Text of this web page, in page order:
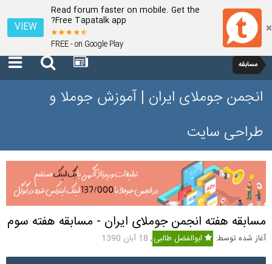
Read forum faster on mobile. Get the
Free Tapatalk app?
FREE - on Google Play
VIEW
مسابقه
انجمن جوملای ایران | آموزش جوملا و
طراحی سایت
مسابقه هفته انجمن جوملای ایران - مسابقه هفته سوم
آغاز شده توسط: ابوالفضل طالبی, 18 آبان 1390